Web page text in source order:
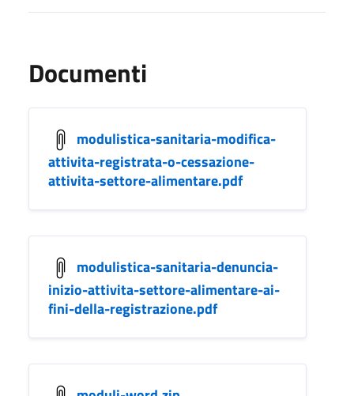
Documenti
modulistica-sanitaria-modifica-
attivita-registrata-o-cessazione-
attivita-settore-alimentare.pdf
modulistica-sanitaria-denuncia-
inizio-attivita-settore-alimentare-ai-
fini-della-registrazione.pdf